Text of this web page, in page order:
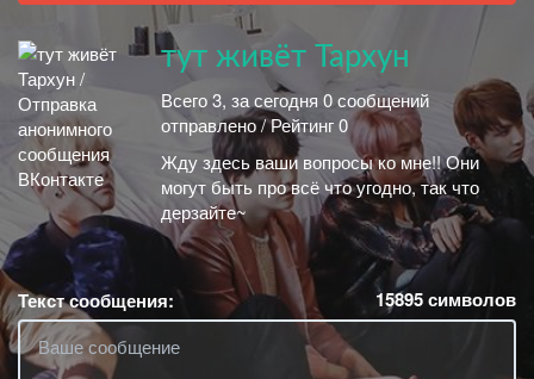
тут живёт Тархун
Всего 3, за сегодня 0 сообщений
отправлено / Рейтинг 0
Жду здесь ваши вопросы ко мне!! Они
могут быть про всё что угодно, так что
дерзайте~
Текст сообщения: 15895символов